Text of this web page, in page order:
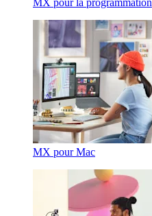
MX pour Mac